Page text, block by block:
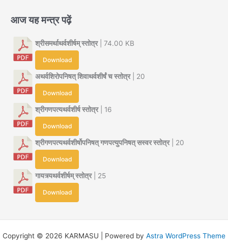
आज यह मन्त्र पढ़ें
श्रीसमर्थाथर्वशीर्षम् स्तोत्र| 74.00 KB
Download
अथर्वशिरोपनिषत् शिवाथर्वशीर्षं च स्तोत्र| 20
Download
श्रीगणपत्यथर्वशीर्ष स्तोत्र| 16
Download
श्रीगणपत्यथर्वशीर्षोपनिषत् गणपत्युपनिषत् सस्वर स्तोत्र| 20
Download
गायत्र्यथर्वशीर्षम् स्तोत्र| 25
Download
Copyright © 2026 KARMASU | Powered by Astra WordPress Theme